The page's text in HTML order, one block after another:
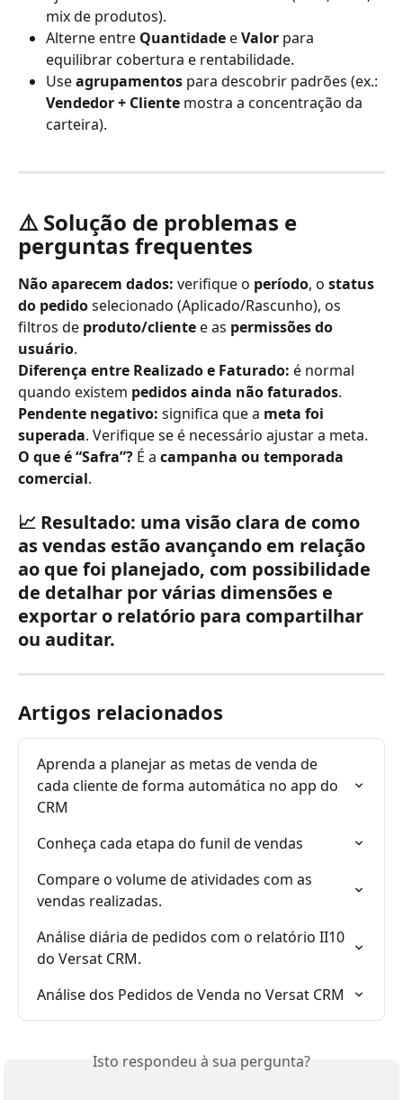
mix de produtos).
Alterne entre Quantidade e Valor para
equilibrar cobertura e rentabilidade.
Use agrupamentos para descobrir padrões (ex.:
Vendedor + Cliente mostra a concentração da
carteira).
⚠️ Solução de problemas e
perguntas frequentes
Não aparecem dados: verifique o período, o status
do pedido selecionado (Aplicado/Rascunho), os
filtros de produto/cliente e as permissões do
usuário.
Diferença entre Realizado e Faturado: é normal
quando existem pedidos ainda não faturados.
Pendente negativo: significa que a meta foi
superada. Verifique se é necessário ajustar a meta.
O que é “Safra”? É a campanha ou temporada
comercial.
📈 Resultado: uma visão clara de como
as vendas estão avançando em relação
ao que foi planejado, com possibilidade
de detalhar por várias dimensões e
exportar o relatório para compartilhar
ou auditar.
Artigos relacionados
Aprenda a planejar as metas de venda de
cada cliente de forma automática no app do
CRM
Conheça cada etapa do funil de vendas
Compare o volume de atividades com as
vendas realizadas.
Análise diária de pedidos com o relatório II10
do Versat CRM.
Análise dos Pedidos de Venda no Versat CRM
Isto respondeu à sua pergunta?